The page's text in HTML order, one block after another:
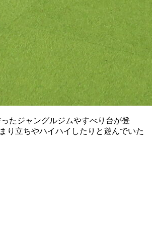
たジャングルジムやすべり台が登
り立ちやハイハイしたりと遊んでいた